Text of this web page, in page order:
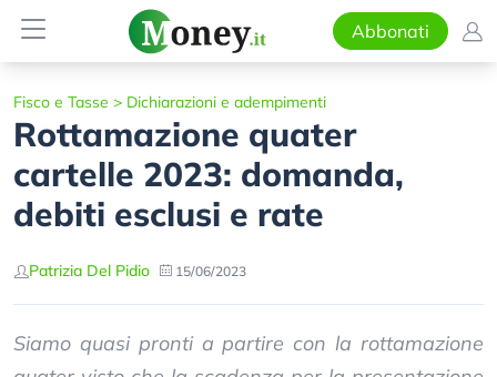
Abbonati
Fisco e Tasse > Dichiarazioni e adempimenti
Rottamazione quater
cartelle 2023: domanda,
debiti esclusi e rate
Patrizia Del Pidio 15/06/2023
Siamo quasi pronti a partire con la rottamazione